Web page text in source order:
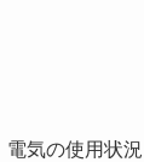
気の使用状況